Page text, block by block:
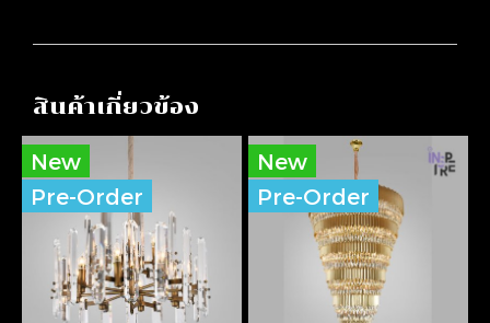
สินค้าเกี่ยวข้อง
New
Pre-Order
New
Pre-Order